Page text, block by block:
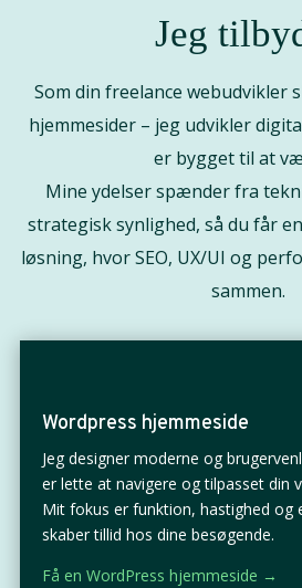
Jeg
Som din freelance webudvikler
hjemmesider – jeg udvikler
er bygget til at
Mine ydelser spænder fra
strategisk synlighed, så du får
løsning, hvor SEO, UX/UI og
sammen.
Wordpress hjemmeside
Jeg designer moderne og
er lette at navigere og tilpasset din
Mit fokus er funktion, hastighed og
skaber tillid hos dine besøgende.
Få en WordPress hjemmeside →